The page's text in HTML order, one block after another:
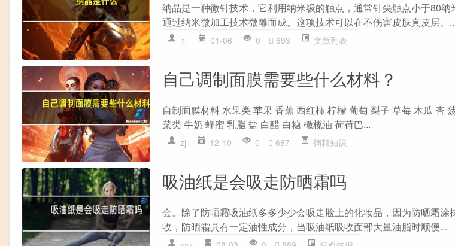
纳晶是一种微针技术，它利用纳米级的触点，通常针尖触点小于80纳
通过纳米微加工技术微雕而成。这项技术可以在不伤害皮肤真皮层、
nj 01-06 0 693 文章列表
自己调制面膜需要些什么材料？
自制面膜材料 水果类 苹果 香蕉 西红柿 柠檬 葡萄 梨子 草莓 木瓜 杏
菜类 牛奶 蜂蜜 乳脂 盐 白醋 白糖 橄榄油 荷荷巴...
zj 12-10 0 687 饲料知识
吸油纸是会吸走防晒霜吗
会。除了防晒霜吸油纸多多少少会吸走脸上的化妆品，因为防晒霜涂
收，防晒霜具有一定油性成分，当吸油纸吸收面部大量油脂时顺便...